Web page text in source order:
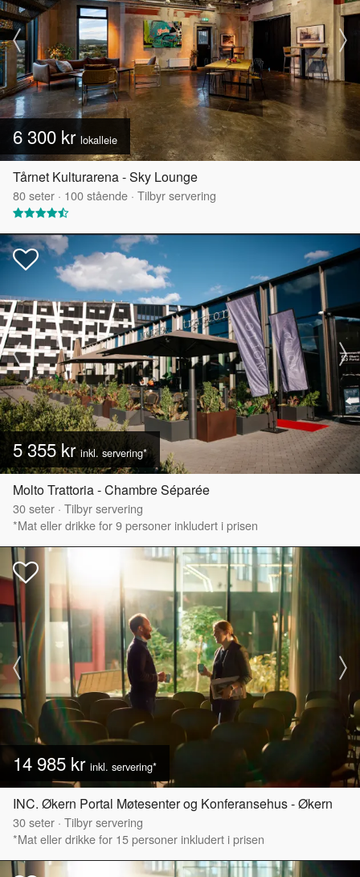
6 300 kr lokalleie
Tårnet Kulturarena - Sky Lounge
80seter · 100stående · Tilbyr servering
5 355 krinkl. servering*
Molto Trattoria - Chambre Séparée
30seter · Tilbyr servering
*Mat eller drikke for 9 personer inkludert i prisen
14 985 kr inkl. servering*
INC. Økern Portal Møtesenter og Konferansehus - Økern
30seter · Tilbyr servering
*Mat eller drikke for 15 personer inkludert i prisen